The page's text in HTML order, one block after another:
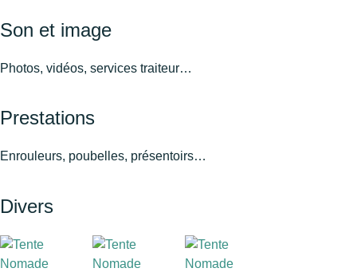
Son et image
Photos, vidéos, services traiteur…
Prestations
Enrouleurs, poubelles, présentoirs…
Divers